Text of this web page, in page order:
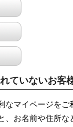
ていないお客
マイページをご
、お名前や住所